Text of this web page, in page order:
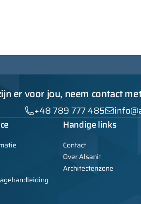
er voor jou, neem contact
+48 789 777 485
Handige links
Contact
Over Alsanit
Architectenzone